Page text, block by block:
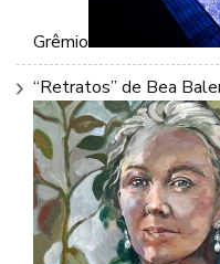
Grêmio
“Retratos” de Bea